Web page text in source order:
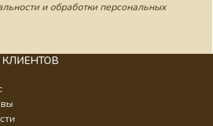
и обработки персональных